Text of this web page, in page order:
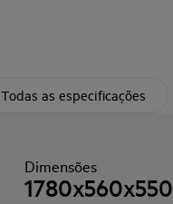
Todas as especificações
Dimensões
1780x560x550